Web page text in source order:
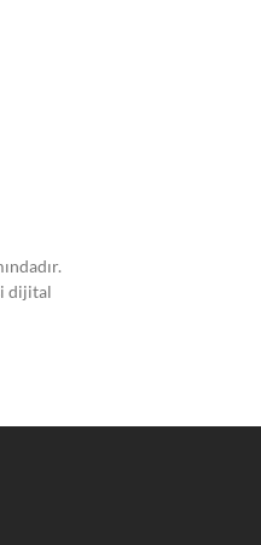
dijital